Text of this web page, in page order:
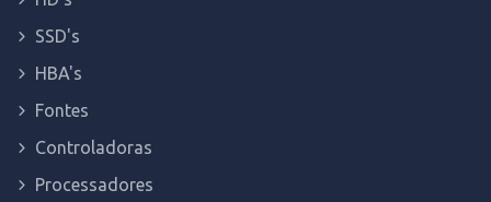
SSD's
HBA's
Fontes
Controladoras
Processadores